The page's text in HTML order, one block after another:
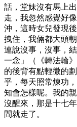
話，堂妹沒有馬上
走，我忽然感覺好
沖，這時女兒發現
拽住，我倆都大頭
連說沒事，沒事，
一念」（《轉法輪
的後背有點輕微的
乎，每天照常煉功
知會怎樣呢。我的
沒醒來，那是十七
間就走了。